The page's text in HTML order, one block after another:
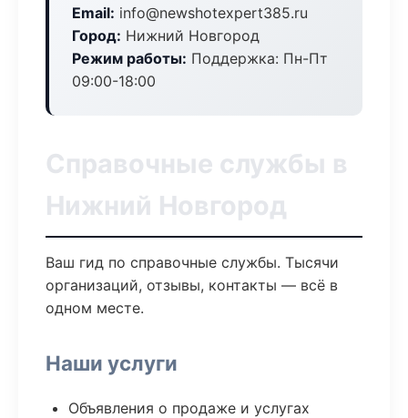
Email: info@newshotexpert385.ru
Город: Нижний Новгород
Режим работы: Поддержка: Пн-Пт
09:00-18:00
Справочные службы в
Нижний Новгород
Ваш гид по справочные службы. Тысячи
организаций, отзывы, контакты — всё в
одном месте.
Наши услуги
Объявления о продаже и услугах